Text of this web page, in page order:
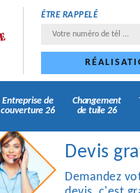
ÊTRE RAPPELÉ
Entreprise de
couverture 26
Changement
de tuile 26
Devis
Demandez